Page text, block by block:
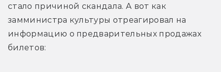
стало причиной скандала. А вот как
замминистра культуры отреагировал на
информацию о предварительных продажах
билетов: